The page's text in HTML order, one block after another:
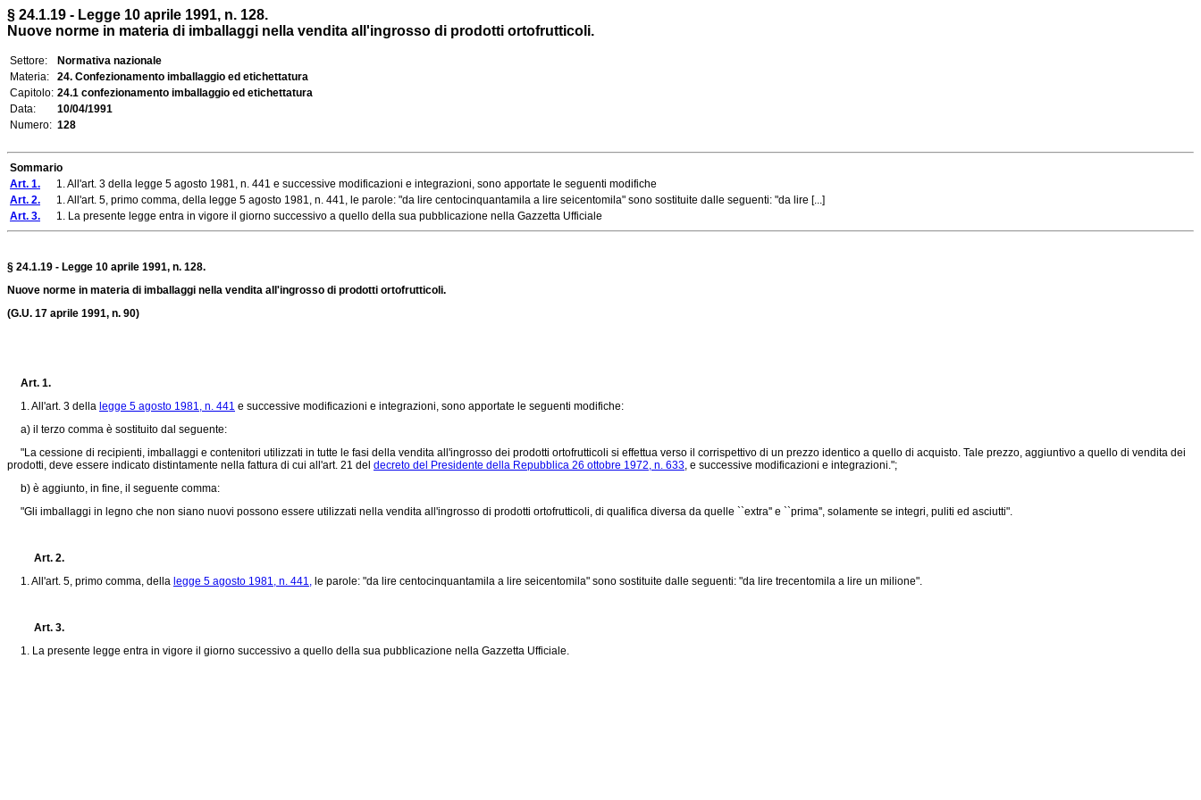
§ 24.1.19 - Legge 10 aprile 1991, n. 128.
Nuove norme in materia di imballaggi nella vendita all'ingrosso di prodotti ortofrutticoli.
Settore:
Normativa nazionale
Materia:
24. Confezionamento imballaggio ed etichettatura
Capitolo: 24.1 confezionamento imballaggio ed etichettatura
Data:
10/04/1991
Numero: 128
Sommario
Art. 1. 1. All'art. 3 della legge 5 agosto 1981, n. 441 e successive modificazioni e integrazioni, sono apportate le seguenti modifiche
Art. 2. 1. All'art. 5, primo comma, della legge 5 agosto 1981, n. 441, le parole: "da lire centocinquantamila a lire seicentomila" sono sostituite dalle seguenti: "da lire [...]
Art. 3. 1. La presente legge entra in vigore il giorno successivo a quello della sua pubblicazione nella Gazzetta Ufficiale
§ 24.1.19 - Legge 10 aprile 1991, n. 128.
Nuove norme in materia di imballaggi nella vendita all'ingrosso di prodotti ortofrutticoli.
(G.U. 17 aprile 1991, n. 90)
Art. 1.
1. All'art. 3 della legge 5 agosto 1981, n. 441 e successive modificazioni e integrazioni, sono apportate le seguenti modifiche:
a) il terzo comma è sostituito dal seguente:
"La cessione di recipienti, imballaggi e contenitori utilizzati in tutte le fasi della vendita all'ingrosso dei prodotti ortofrutticoli si effettua verso il corrispettivo di un prezzo identico a quello di acquisto. Tale prezzo, aggiuntivo a quello di vendita dei
prodotti, deve essere indicato distintamente nella fattura di cui all'art. 21 del decreto del Presidente della Repubblica 26 ottobre 1972, n. 633, e successive modificazioni e integrazioni.";
b) è aggiunto, in fine, il seguente comma:
"Gli imballaggi in legno che non siano nuovi possono essere utilizzati nella vendita all'ingrosso di prodotti ortofrutticoli, di qualifica diversa da quelle ``extra'' e ``prima'', solamente se integri, puliti ed asciutti".
Art. 2.
1. All'art. 5, primo comma, della legge 5 agosto 1981, n. 441, le parole: "da lire centocinquantamila a lire seicentomila" sono sostituite dalle seguenti: "da lire trecentomila a lire un milione".
Art. 3.
1. La presente legge entra in vigore il giorno successivo a quello della sua pubblicazione nella Gazzetta Ufficiale.